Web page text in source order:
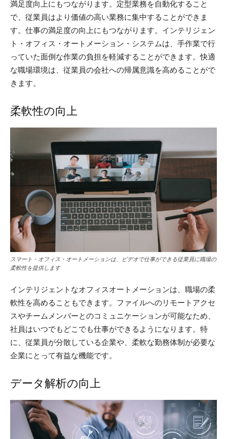
満足度向上にもつながります。定型業務を自動化すること
で、従業員はより価値の高い業務に集中することができま
す。仕事の満足度の向上にもつながります。インテリジェン
ト・オフィス・オートメーション・システムは、手作業で行
っていた面倒な作業の負担を軽減することができます。快適
な職場環境は、従業員の会社への帰属意識を高めることがで
きます。
柔軟性の向上
スマート・オフィス・オートメーションは、ビデオで仕事ができる従業員に職場の
柔軟性を提供します
インテリジェントなオフィスオートメーションは、職場の柔
軟性を高めることもできます。ファイルへのリモートアクセ
スやチームメンバーとのコミュニケーションが可能なため、
社員はいつでもどこでも仕事ができるようになります。特
に、従業員が分散している企業や、柔軟な勤務体制が必要な
企業にとって有益な機能です。
データ解析の向上